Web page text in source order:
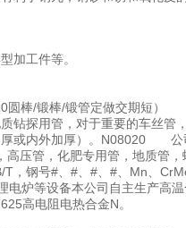
加工件等。
圆棒/锻棒/锻管定做交期短
钻探用管，对于重要的车丝管
厚或内外加厚）。N08020 公
压管，化肥专用管，地质管，
T，钢号#、#、#、#、Mn、
炉等设备本公司自主生产高温
高电阻电热合金N。